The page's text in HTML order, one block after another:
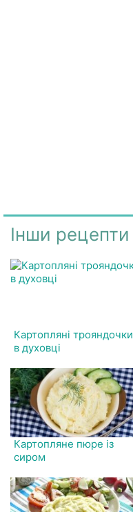
Інши рецепти
Картопляні трояндочки
в духовці
Картопляне пюре із
сиром